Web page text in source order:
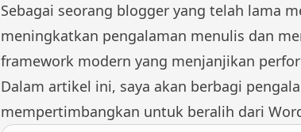
Sebagai seorang blogger yang telah lama
meningkatkan pengalaman menulis dan
framework modern yang menjanjikan
Dalam artikel ini, saya akan berbagi
mempertimbangkan untuk beralih dari